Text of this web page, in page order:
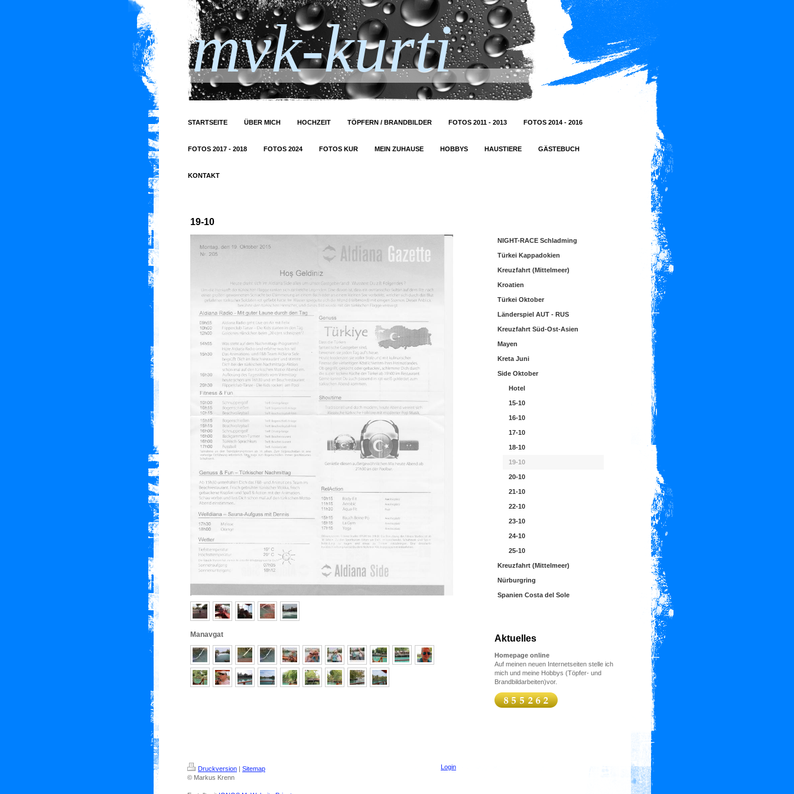
mvk-kurti
STARTSEITE ÜBER MICH HOCHZEIT TÖPFERN / BRANDBILDER FOTOS 2011 - 2013 FOTOS 2014 - 2016
FOTOS 2017 - 2018 FOTOS 2024 FOTOS KUR MEIN ZUHAUSE HOBBYS HAUSTIERE GÄSTEBUCH
KONTAKT
19-10
Manavgat
NIGHT-RACE Schladming
Türkei Kappadokien
Kreuzfahrt (Mittelmeer)
Kroatien
Türkei Oktober
Länderspiel AUT - RUS
Kreuzfahrt Süd-Ost-Asien
Mayen
Kreta Juni
Side Oktober
Hotel
15-10
16-10
17-10
18-10
19-10
20-10
21-10
22-10
23-10
24-10
25-10
Kreuzfahrt (Mittelmeer)
Nürburgring
Spanien Costa del Sole
Aktuelles
Homepage online
Auf meinen neuen Internetseiten stelle ich
mich und meine Hobbys (Töpfer- und
Brandbildarbeiten)vor.
Druckversion | Sitemap
© Markus Krenn
Login